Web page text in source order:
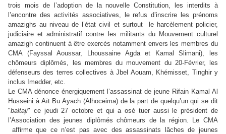
trois mois de l’adoption de la nouvelle Constitution, les interdits à
l’encontre des activités associatives, le refus d’inscrire les prénoms
amazighs au niveau de l’état civil et surtout le harcèlement policier,
judiciaire et administratif contre les militants du Mouvement culturel
amazigh continuent à être exercés notamment envers les membres du
CMA (Fayssal Aoussar, Lhoussaine Agda et Kamal Slimani), les
chômeurs diplômés, les membres du mouvement du 20-Février, les
défenseurs des terres collectives à Jbel Aouam, Khémisset, Tinghir y
inclus Imedder, etc.
Le CMA dénonce énergiquement l’assassinat de jeune Rifain Kamal Al
Husseini à Aït Bu Ayach (Alhoceima) de la part de quelqu’un qui se dit
"baltaji" ce jeudi 27 octobre et qui a osé tuer aussi le président de
l’Association des jeunes diplômés chômeurs de la région. Le CMA
affirme que ce n’est pas avec des assassinats lâches de jeunes